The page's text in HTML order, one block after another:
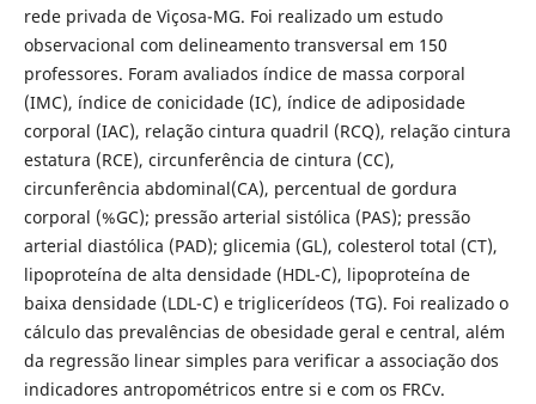
rede privada de Viçosa-MG. Foi realizado um estudo
observacional com delineamento transversal em 150
professores. Foram avaliados índice de massa corporal
(IMC), índice de conicidade (IC), índice de adiposidade
corporal (IAC), relação cintura quadril (RCQ), relação cintura
estatura (RCE), circunferência de cintura (CC),
circunferência abdominal(CA), percentual de gordura
corporal (%GC); pressão arterial sistólica (PAS); pressão
arterial diastólica (PAD); glicemia (GL), colesterol total (CT),
lipoproteína de alta densidade (HDL-C), lipoproteína de
baixa densidade (LDL-C) e triglicerídeos (TG). Foi realizado o
cálculo das prevalências de obesidade geral e central, além
da regressão linear simples para verificar a associação dos
indicadores antropométricos entre si e com os FRCv.